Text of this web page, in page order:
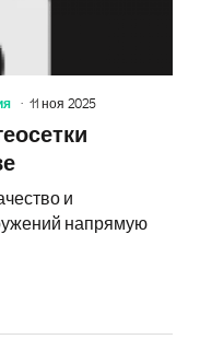
11 ноя 2025
и
напрямую